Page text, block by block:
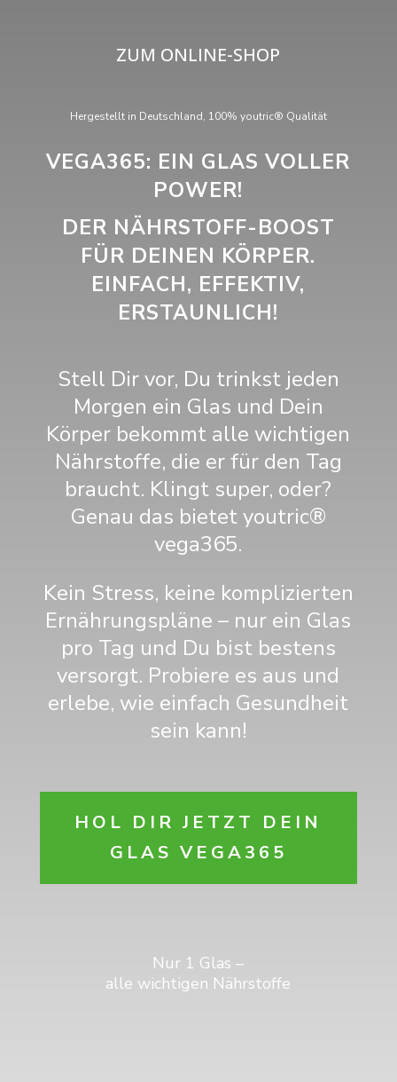
ZUM ONLINE-SHOP
Hergestellt in Deutschland, 100% youtric® Qualität
VEGA365: EIN GLAS VOLLER
POWER!
DER NÄHRSTOFF-BOOST
FÜR DEINEN KÖRPER.
EINFACH, EFFEKTIV,
ERSTAUNLICH!
Stell Dir vor, Du trinkst jeden
Morgen ein Glas und Dein
Körper bekommt alle wichtigen
Nährstoffe, die er für den Tag
braucht. Klingt super, oder?
Genau das bietet youtric®
vega365.
Kein Stress, keine komplizierten
Ernährungspläne – nur ein Glas
pro Tag und Du bist bestens
versorgt. Probiere es aus und
erlebe, wie einfach Gesundheit
sein kann!
HOL DIR JETZT DEIN
GLAS VEGA365
Nur 1 Glas –
alle wichtigen Nährstoffe